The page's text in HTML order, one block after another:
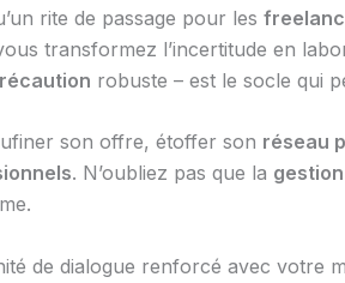
rite de passage pour les
transformez l’incertitude en
robuste – est le socle qui
son offre, étoffer son réseau
. N’oubliez pas que la
de dialogue renforcé avec votre